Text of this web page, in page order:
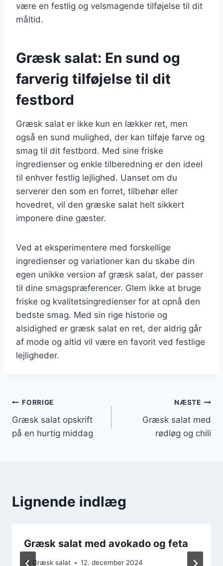
være en festlig og velsmagende tilføjelse til dit
måltid.
Græsk salat: En sund og
farverig tilføjelse til dit
festbord
Græsk salat er ikke kun en lækker ret, men
også en sund mulighed, der kan tilføje farve og
smag til dit festbord. Med sine friske
ingredienser og enkle tilberedning er den ideel
til enhver festlig lejlighed. Uanset om du
serverer den som en forret, tilbehør eller
hovedret, vil den græske salat helt sikkert
imponere dine gæster.
Ved at eksperimentere med forskellige
ingredienser og variationer kan du skabe din
egen unikke version af græsk salat, der passer
til dine smagspræferencer. Glem ikke at bruge
friske og kvalitetsingredienser for at opnå den
bedste smag. Med sin rige historie og
alsidighed er græsk salat en ret, der aldrig går
af mode og altid vil være en favorit ved festlige
lejligheder.
Indlægsnavigation
FORRIGE
Græsk salat opskrift
på en hurtig middag
NÆSTE
Græsk salat med
rødløg og chili
Lignende indlæg
Græsk salat med avokado og feta
Af Græsk salat 12. december 2024